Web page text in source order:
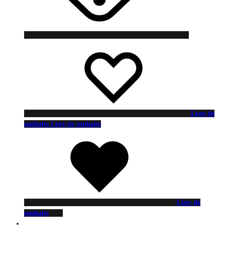
Liste de
souhaits Liste de souhaits
Liste de
souhaits